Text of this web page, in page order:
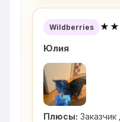
Wildberries
Юлия
Плюсы: